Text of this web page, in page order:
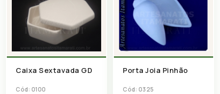
Caixa Sextavada GD
Cód: 0100
Porta Joia Pinhão
Cód: 0325